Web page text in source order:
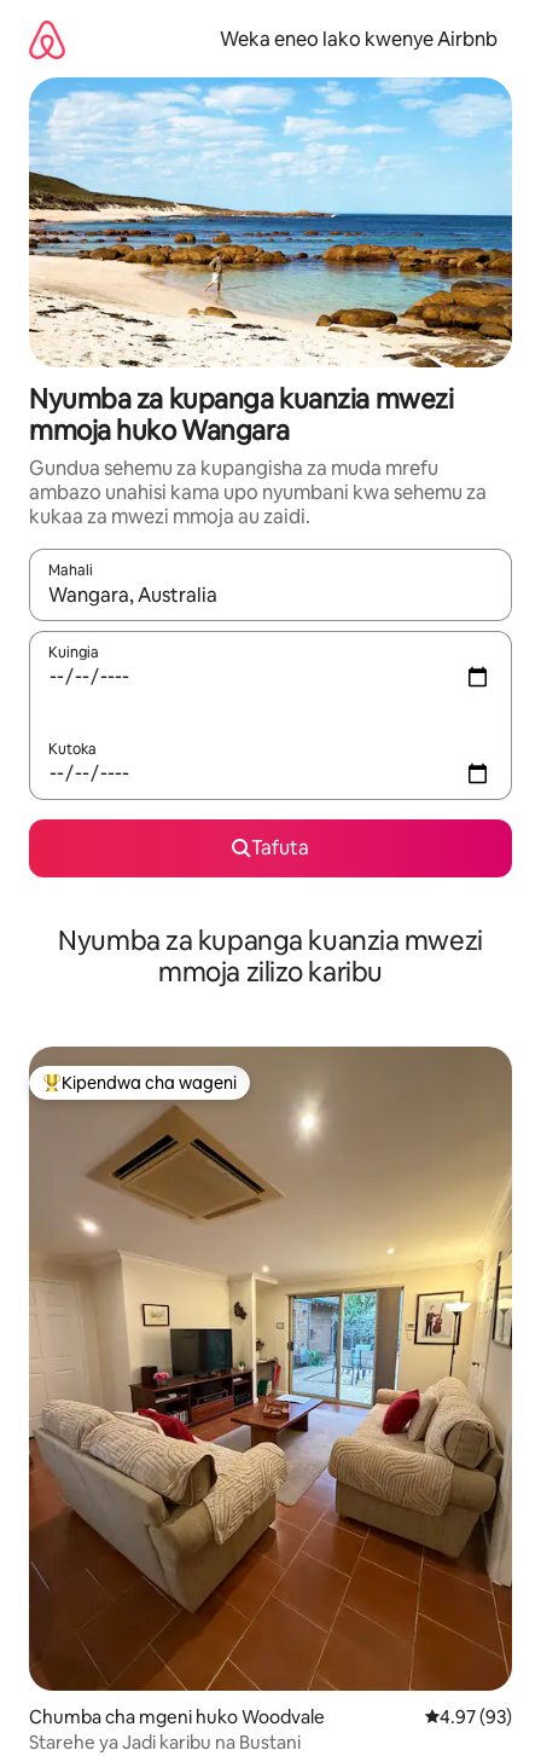
kwenda
kwenye
maudhui
Weka eneo lako kwenye Airbnb
Nyumba za kupanga kuanzia mwezi
mmoja huko Wangara
Gundua sehemu za kupangisha za muda mrefu
ambazo unahisi kama upo nyumbani kwa sehemu za
kukaa za mwezi mmoja au zaidi.
Mahali
Wakati matokeo yanapatikana, vinjari kwa kutumia vitufe vya
Kuingia
Kutoka
Tafuta
Nyumba za kupanga kuanzia mwezi
mmoja zilizo karibu
Kipendwa maarufu cha wageni
Kipendwa cha wageni
Chumba cha mgeni huko Woodvale Ukadiriaji wa
4.97 (93)
Starehe ya Jadi karibu na Bustani